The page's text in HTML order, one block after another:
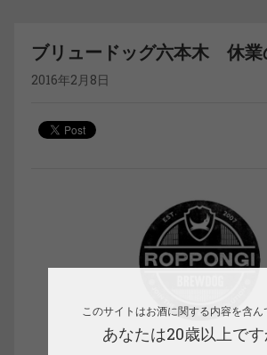
ブリュードッグ六本木 休業
2016年2月8日
このサイトはお酒に関する内容を含ん
あなたは20歳以上です